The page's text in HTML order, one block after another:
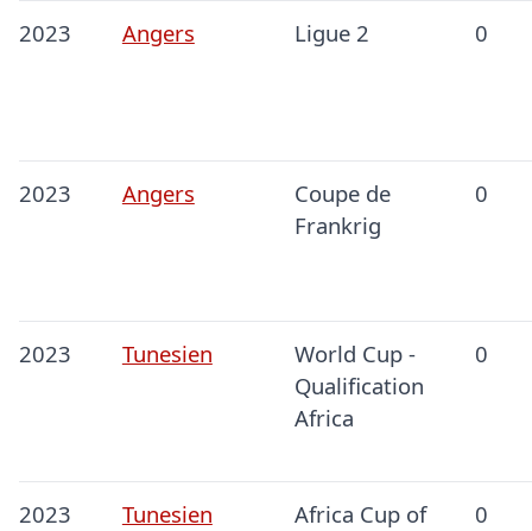
2023 Angers Ligue 2 0
2023 Angers
Coupe de
Frankrig
0
2023 Tunesien
World Cup -
Qualification
Africa
0
2023 Tunesien
Africa Cup of
0